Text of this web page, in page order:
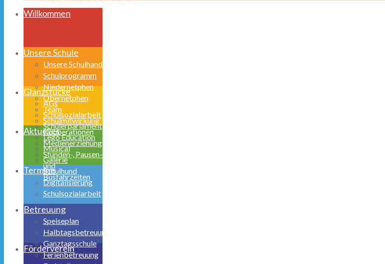
Willkommen
Unsere Schule
Unsere Schulhand
Schulprogramm
Niedernetphen
Obernetphen
Team
Schulmitwirkung
Kooperationen
Medienerziehung
Stunden-, Pausen-
und
Busfahrzeiten
Glanzstücke
AGs
Schulsozialarbeit
Schülerparlament
Lego Education
Musical
Galerie
Schulhund
Digitalisierung
Schulsozialarbeit
Aktuelles
Termine
Betreuung
Speiseplan
Halbtagsbetreuung
Ganztagsschule
Ferienbetreuung
Förderverein